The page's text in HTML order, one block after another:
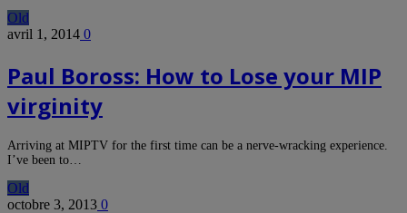
Old
avril 1, 2014 0
Paul Boross: How to Lose your MIP
virginity
Arriving at MIPTV for the first time can be a nerve-wracking experience.
I’ve been to…
Old
octobre 3, 2013 0